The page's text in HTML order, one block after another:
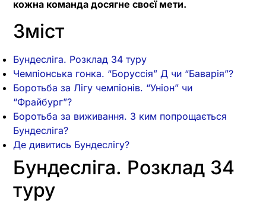
кожна команда досягне своєї мети.
Зміст
Бундесліга. Розклад 34 туру
Чемпіонська гонка. “Боруссія” Д чи “Баварія”?
Боротьба за Лігу чемпіонів. “Уніон” чи
“Фрайбург”?
Боротьба за виживання. З ким попрощається
Бундесліга?
Де дивитись Бундеслігу?
Бундесліга. Розклад 34
туру